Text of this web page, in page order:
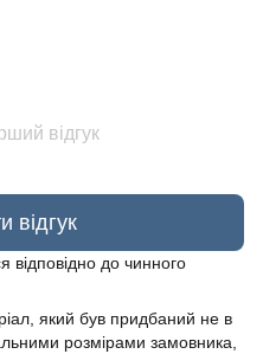
відгук
відгук
відповідно до чинного
який був придбаний не в
розмірами замовника,